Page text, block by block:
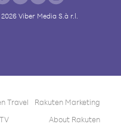
2026Viber Media S.à r.l.
Travel
Rakuten Marketing
About Rakuten